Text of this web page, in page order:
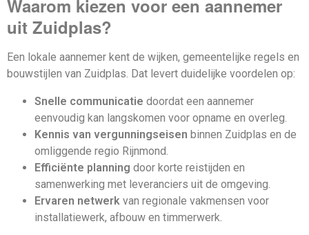
Waarom kiezen voor een aannemer
uit Zuidplas?
Een lokale aannemer kent de wijken, gemeentelijke regels en
bouwstijlen van Zuidplas. Dat levert duidelijke voordelen op:
Snelle communicatie doordat een aannemer
eenvoudig kan langskomen voor opname en overleg.
Kennis van vergunningseisen binnen Zuidplas en de
omliggende regio Rijnmond.
Efficiënte planning door korte reistijden en
samenwerking met leveranciers uit de omgeving.
Ervaren netwerk van regionale vakmensen voor
installatiewerk, afbouw en timmerwerk.